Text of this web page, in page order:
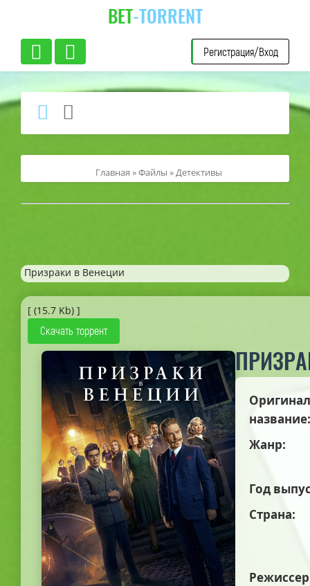
BET-TORRENT
Регистрация/Вход
Главная »Файлы »Детективы
Призраки в Венеции
[ (15.7 Kb) ]
Скачать торрент
название:
Жанр:
Год
Страна: